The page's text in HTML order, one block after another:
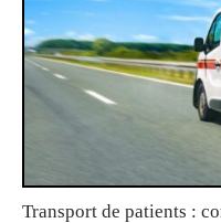
Transport de patients :